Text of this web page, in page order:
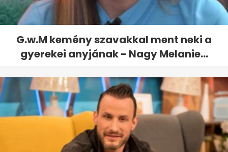
G.w.M kemény szavakkal ment neki a
gyerekei anyjának - Nagy Melanie...